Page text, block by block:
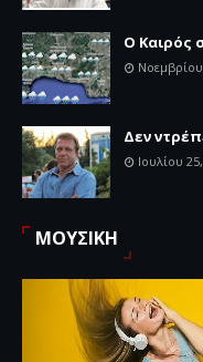
Ο Καιρός
Δεν
Ιουλίου
ΜΟΥΣΙΚΗ